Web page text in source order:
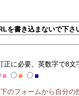
を書き込まないで下さ
正に必要。英数字で8文
■ ■
■
のフォームから自分の